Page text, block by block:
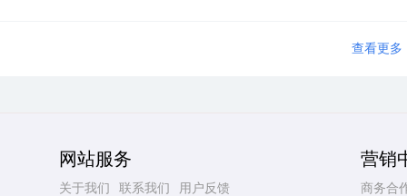
查看更多
网站服务
关于我们 联系我们
用户反馈
营销
商务合